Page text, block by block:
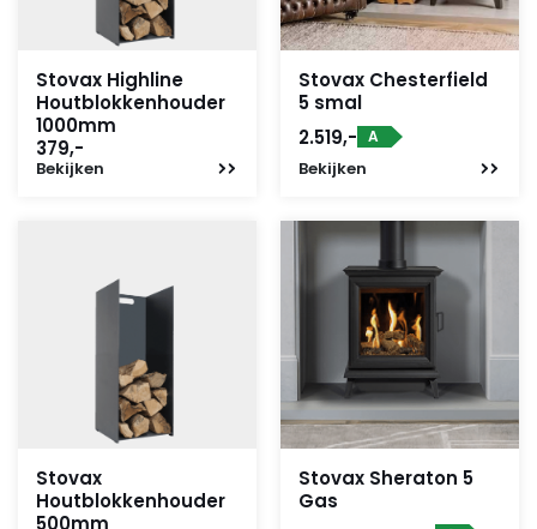
Stovax Highline
Houtblokkenhouder
1000mm
379,-
Bekijken
Stovax Chesterfield
5 smal
2.519,- A
Bekijken
Stovax
Houtblokkenhouder
500mm
Stovax Sheraton 5
Gas